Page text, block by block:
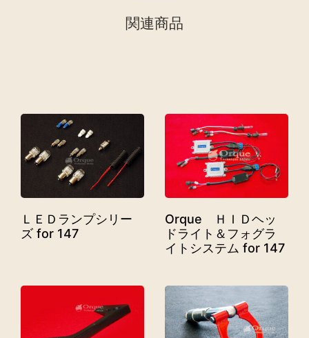
関連商品
ＬＥＤランプシリー
ズ for 147
Orque ＨＩＤヘッ
ドライト＆フォグラ
イトシステム for 147